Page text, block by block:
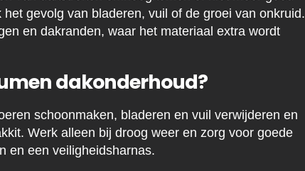
gevolg van bladeren, vuil of de groei van onkruid.
en dakranden, waar het materiaal extra wordt
dakonderhoud?
schoonmaken, bladeren en vuil verwijderen en
Werk alleen bij droog weer en zorg voor goede
en een veiligheidsharnas.